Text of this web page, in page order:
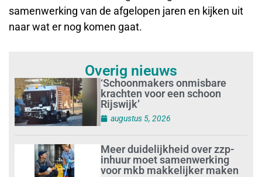
samenwerking van de afgelopen jaren en kijken uit
naar wat er nog komen gaat.
Overig nieuws
‘Schoonmakers onmisbare
krachten voor een schoon
Rijswijk’
augustus 5, 2026
Meer duidelijkheid over zzp-
inhuur moet samenwerking
voor mkb makkelijker maken